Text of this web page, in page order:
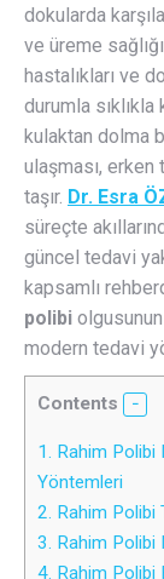
dokularda
ve üreme
hastalıkları ve
durumla sıklıkla
kulaktan dolma
ulaşması, erken
taşır. Dr. Esra
süreçte
güncel tedavi
kapsamlı
polibi
modern tedavi
Contents
1. Rahim Polibi
Yöntemleri
2. Rahim Polibi
3. Rahim Polibi
4. Rahim Polibi